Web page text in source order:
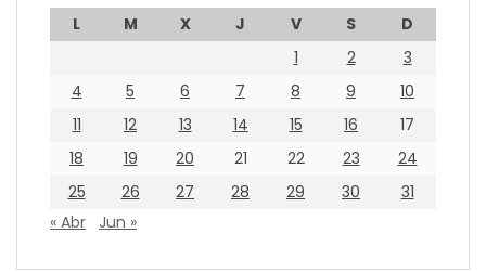
L M X J V S
D
1
2
3
4
5 6 7 8 9
10
11
12 13 14 15 16
17
18
19 20 21 22 23
24
25
26 27 28 29 30
31
« Abr
Jun »